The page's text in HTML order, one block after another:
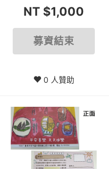
NT $1,000
募資結束
0 人贊助